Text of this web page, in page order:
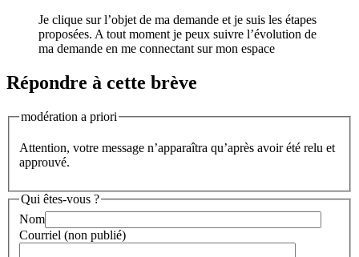
Je clique sur l’objet de ma demande et je suis les étapes
proposées. A tout moment je peux suivre l’évolution de
ma demande en me connectant sur mon espace
Répondre à cette brève
modération a priori
Attention, votre message n’apparaîtra qu’après avoir été relu et
approuvé.
Qui êtes-vous ?
Nom
Courriel (non publié)